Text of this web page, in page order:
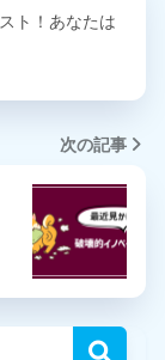
ト！あなたは
次の記事